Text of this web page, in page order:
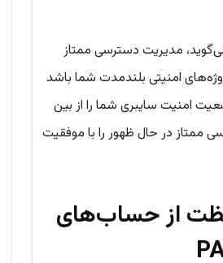
مدیریت دسترسی ممتاز
امنیتی بلندمدت شما باشد
امنیت سایبری شما را از بین
ممتاز در حال ظهور را با موفقیت
از حساب‌های